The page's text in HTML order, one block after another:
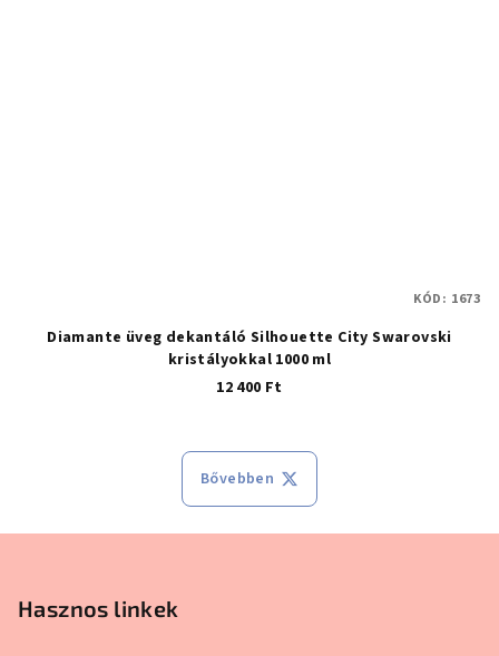
Diamante üveg dekantáló Silhouette City Swarovski
kristályokkal 1000 ml
12 400 Ft
Bővebben
KÓD: 1673
Hasznos linkek